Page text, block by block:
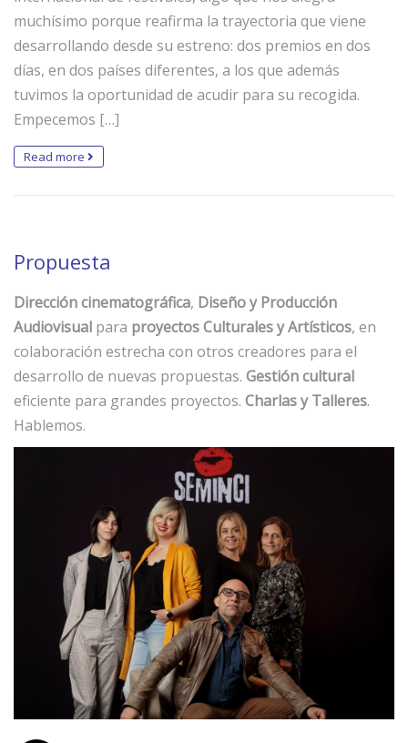
muchísimo porque reafirma la trayectoria que viene
desarrollando desde su estreno: dos premios en dos
días, en dos países diferentes, a los que además
tuvimos la oportunidad de acudir para su recogida.
Empecemos […]
Read more
Propuesta
Dirección cinematográfica, Diseño y Producción
Audiovisual para proyectos Culturales y Artísticos, en
colaboración estrecha con otros creadores para el
desarrollo de nuevas propuestas. Gestión cultural
eficiente para grandes proyectos. Charlas y Talleres.
Hablemos.